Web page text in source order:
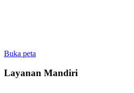
Buka peta
Layanan Mandiri